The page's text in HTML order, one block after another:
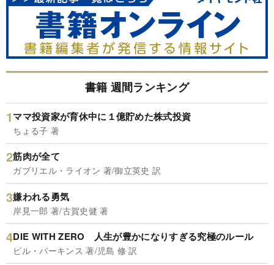
書籍 週間ランキング
ママ投資家が育休中に１億貯めた株式投資
ちょる子 著
筋肉が全て
ガブリエル・ライオン 著/御立英史 訳
嫌われる勇気
岸見一郎 著/古賀史健 著
DIE WITH ZERO 人生が豊かになりすぎる究極のルール
ビル・パーキンス 著/児島 修 訳